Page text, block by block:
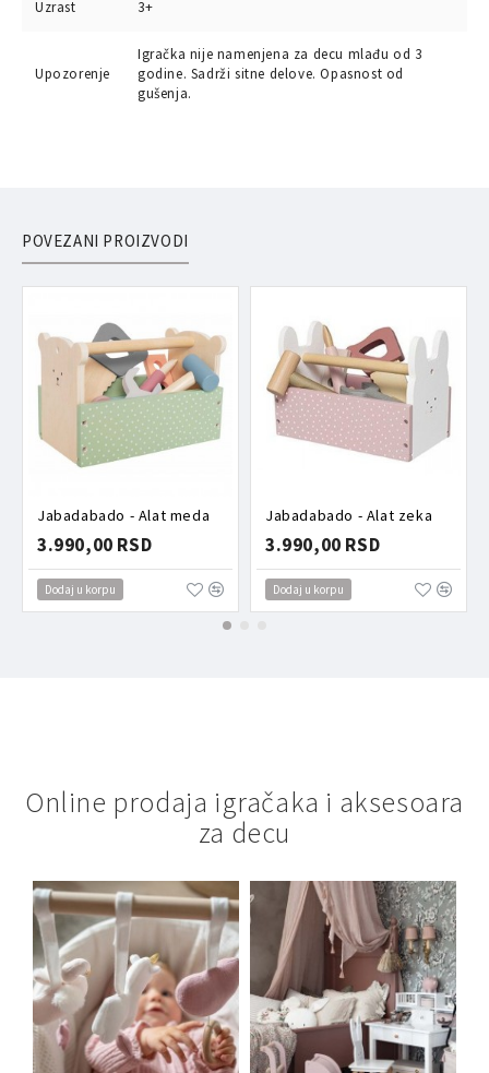
Uzrast 3+
Upozorenje
Igračka nije namenjena za decu mlađu od 3
godine. Sadrži sitne delove. Opasnost od
gušenja.
POVEZANI PROIZVODI
Jabadabado - Alat meda
3.990,00 RSD
Dodaj u korpu
Jabadabado - Alat zeka
3.990,00 RSD
Dodaj u korpu
Online prodaja igračaka i aksesoara
za decu